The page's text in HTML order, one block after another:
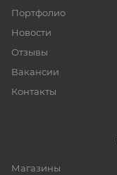
Портфолио
Новости
Отзывы
Вакансии
Контакты
Магазины